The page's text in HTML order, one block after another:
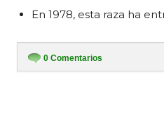
En 1978, esta raza ha
0 Comentarios